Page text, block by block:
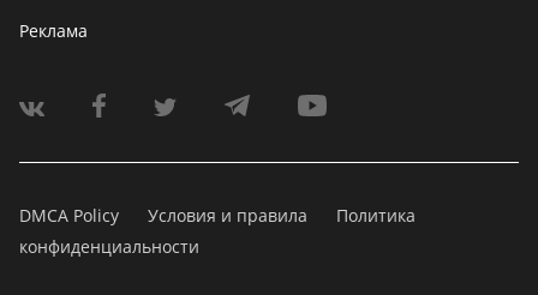
Реклама
DMCA Policy Условия и правила
Политика
конфиденциальности